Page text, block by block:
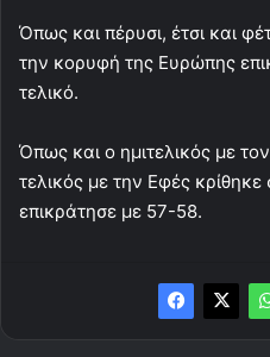
Όπως και πέρυσι, έτσι και
την κορυφή της Ευρώπης
τελικό.
Όπως και ο ημιτελικός με
τελικός με την Εφές κρίθηκε
επικράτησε με 57-58.